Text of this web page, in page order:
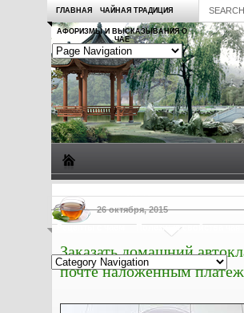
ГЛАВНАЯ ЧАЙНАЯ ТРАДИЦИЯ
АФОРИЗМЫ И ВЫСКАЗЫВАНИЯ О
ЧАЕ
Рецепты с чаем Полезные свойства чая
26 октября, 2015
Заказать домашний
почте наложенным